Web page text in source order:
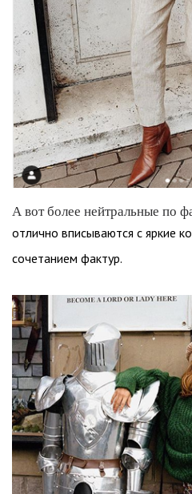
А вот более нейтральные по
отлично вписываются с яркие
сочетанием фактур.